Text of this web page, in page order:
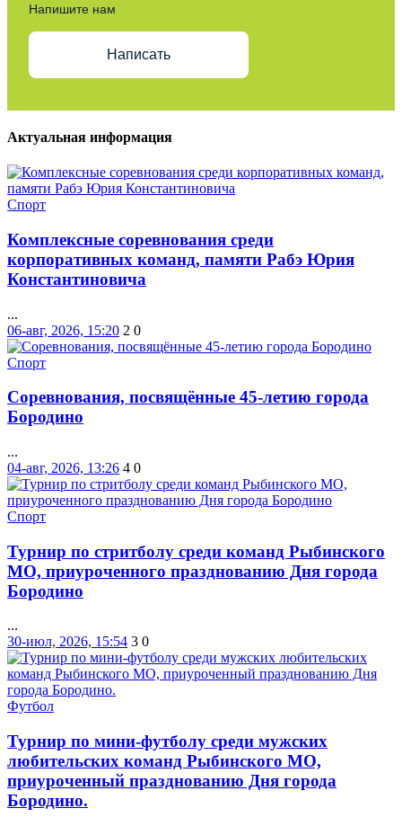
Напишите нам
Написать
Актуальная информация
Спорт
Комплексные соревнования среди
корпоративных команд, памяти Рабэ Юрия
Константиновича
...
06-авг, 2026, 15:20 2 0
Спорт
Соревнования, посвящённые 45-летию города
Бородино
...
04-авг, 2026, 13:26 4 0
Спорт
Турнир по стритболу среди команд Рыбинского
МО, приуроченного празднованию Дня города
Бородино
...
30-июл, 2026, 15:54 3 0
Футбол
Турнир по мини-футболу среди мужских
любительских команд Рыбинского МО,
приуроченный празднованию Дня города
Бородино.